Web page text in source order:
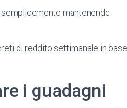
mantenendo
di reddito settimanale in base
i guadagni